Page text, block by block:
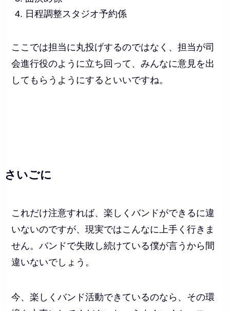
日程調整スタジオ予約係
ここでは担当に丸投げするのではなく、担当が司
会進行役のように立ち回って、みんなに意見を出
してもらうようにするといいですね。
さいごに
これだけ注意すれば、楽しくバンドができるに違
いないのですが、現実ではこんなに上手く行きま
せん。バンドで失敗し続けている僕が言うから間
違いないでしょう。
今、楽しくバンド活動できているのなら、その環